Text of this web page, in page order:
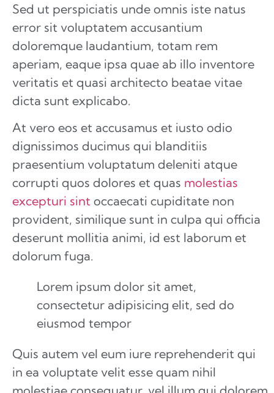
Sed ut perspiciatis unde omnis iste natus
error sit voluptatem accusantium
doloremque laudantium, totam rem
aperiam, eaque ipsa quae ab illo inventore
veritatis et quasi architecto beatae vitae
dicta sunt explicabo.
At vero eos et accusamus et iusto odio
dignissimos ducimus qui blanditiis
praesentium voluptatum deleniti atque
corrupti quos dolores et quas molestias
excepturi sint occaecati cupiditate non
provident, similique sunt in culpa qui officia
deserunt mollitia animi, id est laborum et
dolorum fuga.
Lorem ipsum dolor sit amet,
consectetur adipisicing elit, sed do
eiusmod tempor
Quis autem vel eum iure reprehenderit qui
in ea voluptate velit esse quam nihil